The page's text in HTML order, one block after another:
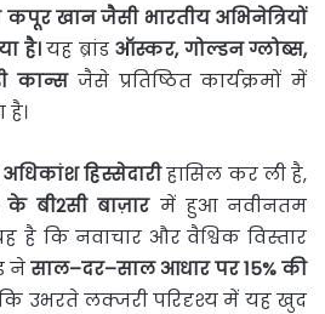
कपूर खान जैसी भारतीय अभिनेत्रियों
है।यह ब्रांड ऑस्कर,गोल्डन ग्लोब्स,
कान्स जैसे प्रतिष्ठित कार्यक्रमों में
अधिकांश हिस्सेदारीहासिल कर ली है,
के बी2सी बाज़ारमें हुआ नवीनतम
है कि नवाचार और वैश्विक विस्तार
नेसाल–दर–साल आधारपर15%की
उभरते लक्जरी परिदृश्य में यह खुद